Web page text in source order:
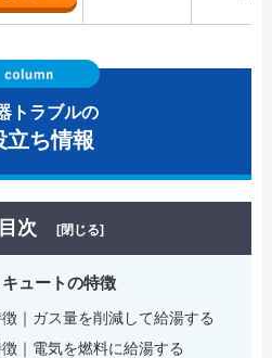
トラブルの
立ち情報
目次 [閉じる]
ュートの特徴
｜ガス量を削減して給湯する
｜電気を燃料に給湯する